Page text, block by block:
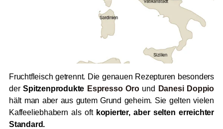
Fruchtfleisch getrennt. Die genauen Rezepturen besonders
derSpitzenprodukte Espresso Oround
Danesi Doppio
hält man aber aus gutem Grund geheim. Sie gelten vielen
Kaffeeliebhabern als oft kopierter, aber selten erreichter
Standard.